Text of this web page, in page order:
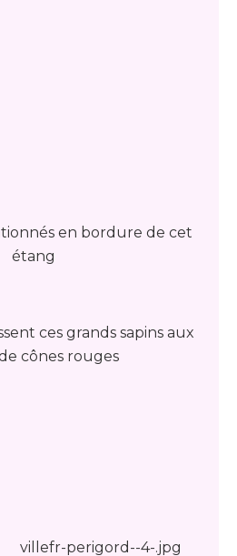
en bordure de cet
étang
ces grands sapins aux
cônes rouges